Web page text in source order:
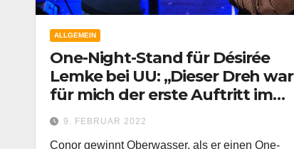
ALLGEMEIN
One-Night-Stand für Désirée
Lemke bei UU: „Dieser Dreh war
für mich der erste Auftritt im
TV!“
9. FEBRUAR 2022
Conor gewinnt Oberwasser, als er einen One-